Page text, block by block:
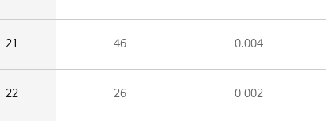
21 46 0.004
22 26 0.002